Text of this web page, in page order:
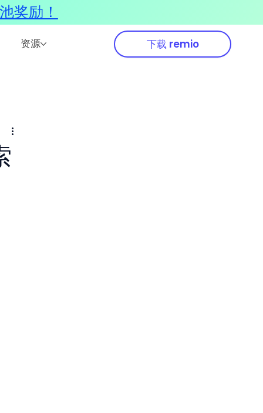
资源 下载 remio
奖励！